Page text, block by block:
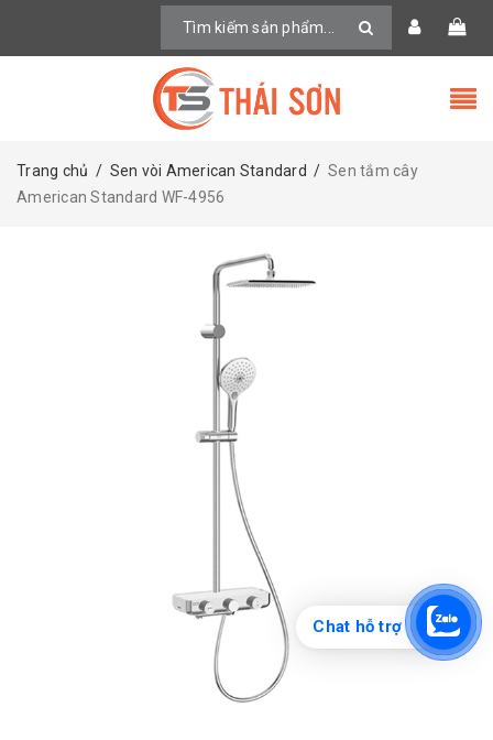
Trang chủ / Sen vòi American Standard / Sen tắm cây
American Standard WF-4956
Chat hỗ trợ